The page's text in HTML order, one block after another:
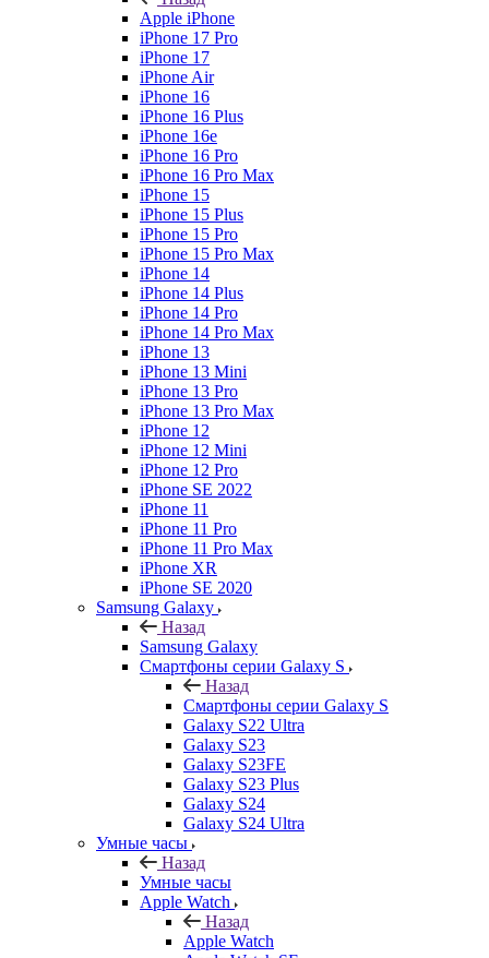
Apple iPhone
iPhone 17 Pro
iPhone 17
iPhone Air
iPhone 16
iPhone 16 Plus
iPhone 16e
iPhone 16 Pro
iPhone 16 Pro Max
iPhone 15
iPhone 15 Plus
iPhone 15 Pro
iPhone 15 Pro Max
iPhone 14
iPhone 14 Plus
iPhone 14 Pro
iPhone 14 Pro Max
iPhone 13
iPhone 13 Mini
iPhone 13 Pro
iPhone 13 Pro Max
iPhone 12
iPhone 12 Mini
iPhone 12 Pro
iPhone SE 2022
iPhone 11
iPhone 11 Pro
iPhone 11 Pro Max
iPhone XR
iPhone SE 2020
Samsung Galaxy
Назад
Samsung Galaxy
Смартфоны серии Galaxy S
Назад
Смартфоны серии Galaxy S
Galaxy S22 Ultra
Galaxy S23
Galaxy S23FE
Galaxy S23 Plus
Galaxy S24
Galaxy S24 Ultra
Умные часы
Назад
Умные часы
Apple Watch
Назад
Apple Watch